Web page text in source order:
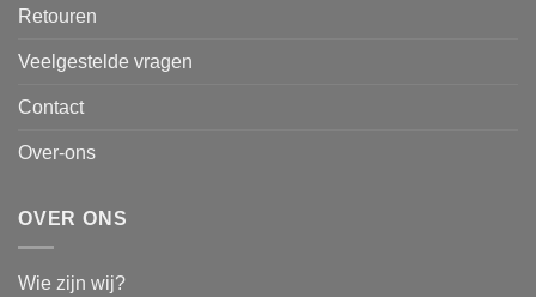
Retouren
Veelgestelde vragen
Contact
Over-ons
OVER ONS
Wie zijn wij?